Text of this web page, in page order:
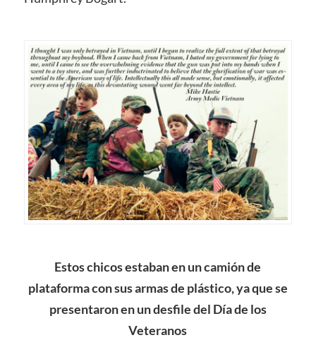
Estos chicos estaban en un camión de
plataforma con sus armas de plástico, ya quese
presentaron en un desfile del Día de los
Veteranos